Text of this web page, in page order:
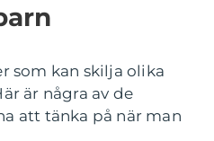
som kan skilja olika
är några av de
att tänka på när man